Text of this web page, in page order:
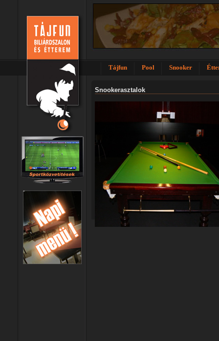
Tájfun Pool Snooker
Snookerasztalok